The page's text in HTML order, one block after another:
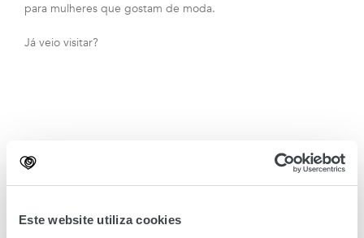
Este website utiliza cookies
para mulheres que gostam de moda.
Já veio visitar?